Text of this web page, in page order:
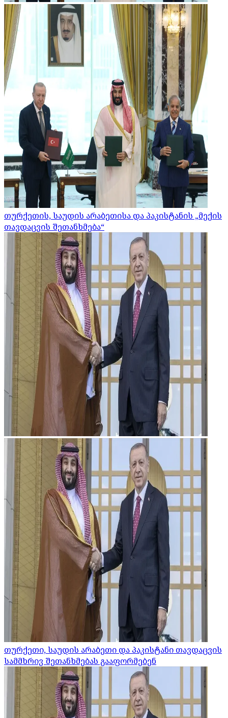
თურქეთის, საუდის არაბეთისა და პაკისტანის „მექის
თავდაცვის შეთანხმება“
თურქეთი, საუდის არაბეთი და პაკისტანი თავდაცვის
სამმხრივ შეთანხმებას გააფორმებენ